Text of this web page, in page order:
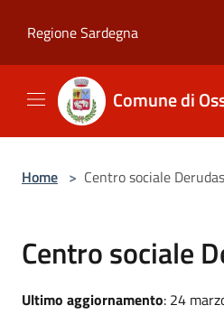
Regione Sardegna
Comune di
Home > Centro sociale Derudas
Centro sociale
Ultimo aggiornamento: 24